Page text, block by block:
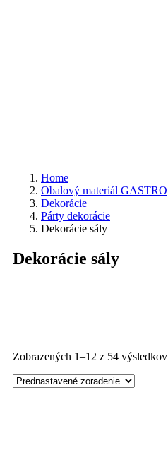
Home
Obalový materiál GASTRO
Dekorácie
Párty dekorácie
Dekorácie sály
Dekorácie sály
Zobrazených 1–12 z 54 výsledkov